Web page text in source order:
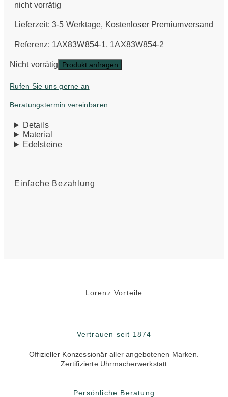
nicht vorrätig
Lieferzeit:3-5 Werktage, Kostenloser Premiumversand
Referenz: 1AX83W854-1, 1AX83W854-2
Nicht vorrätig Produkt anfragen
Rufen Sie uns gerne an
Beratungstermin vereinbaren
Details
Material
Edelsteine
Einfache Bezahlung
Lorenz Vorteile
Vertrauen seit 1874
Offizieller Konzessionär aller angebotenen Marken.
Zertifizierte Uhrmacherwerkstatt
Persönliche Beratung